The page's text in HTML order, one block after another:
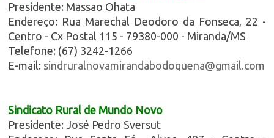
Presidente: Massao Ohata
Endereço: Rua Marechal Deodoro da Fonseca, 22 -
Centro - Cx Postal 115 - 79380-000 - Miranda/MS
Telefone: (67) 3242-1266
E-mail: sindruralnovamirandabodoquena@gmail.com
Sindicato Rural de Mundo Novo
Presidente: José Pedro Sversut